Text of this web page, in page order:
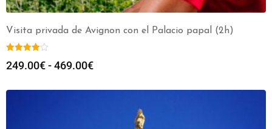
Visita privada de Avignon con el Palacio papal (2h)
249.00€-469.00€